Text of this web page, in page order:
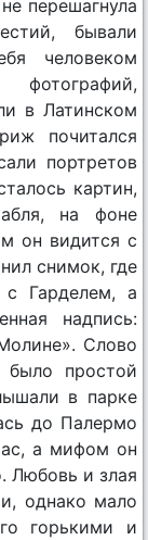
перешагнула
бывали
человеком
в Латинском
почитался
портретов
картин,
на фоне
он видится с
снимок, где
Гарделем, а
надпись:
Слово
было простой
в парке
до Палермо
а мифом он
Любовь и злая
однако мало
горькими и